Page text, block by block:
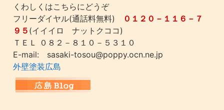
くわしくはこちらにどうぞ
フリーダイヤル(通話料無料)
０１２０－１１６－７
９５ (イイイロ ナットクココ)
ＴＥＬ ０８２－８１０－５３１０
E-mail: sasaki-tosou@poppy.ocn.ne.jp
外壁塗装広島